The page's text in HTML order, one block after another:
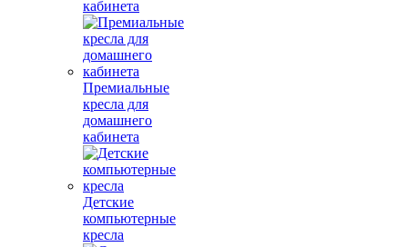
кабинета
Премиальные
кресла для
домашнего
кабинета
Детские
компьютерные
кресла